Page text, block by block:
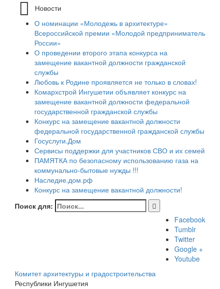
Новости
О номинации «Молодежь в архитектуре»
Всероссийской премии «Молодой предприниматель
России»
О проведении второго этапа конкурса на
замещение вакантной должности гражданской
службы
Любовь к Родине проявляется не только в словах!
Комархстрой Ингушетии объявляет конкурс на
замещение вакантной должности федеральной
государственной гражданской службы
Конкурс на замещение вакантной должности
федеральной государственной гражданской службы
Госуслуги.Дом
Сервисы поддержки для участников СВО и их семей
ПАМЯТКА по безопасному использованию газа на
коммунально-бытовые нужды !!!
Наследие.дом.рф
Конкурс на замещение вакантной должности!
Поиск для:
Facebook
Tumblr
Twitter
Google +
Youtube
Комитет архитектуры и градостроительства
Республики Ингушетия